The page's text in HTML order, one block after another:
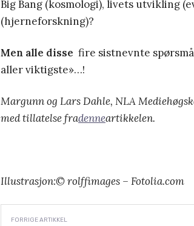
Big Bang (kosmologi), livets utvikling
(hjerneforskning)?
Men alle disse fire sistnevnte
aller viktigste»…!
Margunn og Lars Dahle, NLA
med tillatelse fradenneartikkelen.
Illustrasjon:© rolffimages – Fotolia.com